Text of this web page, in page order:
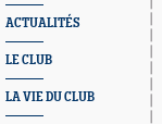
ACTUALITÉS
LE CLUB
LA VIE DU CLUB